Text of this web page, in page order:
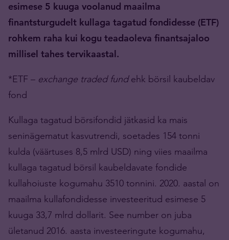
esimese 5 kuuga voolanud maailma
finantsturgudelt kullaga tagatud fondidesse (ETF)
rohkem raha kui kogu teadaoleva finantsajaloo
millisel tahes tervikaastal.
*ETF – exchange traded fundehk börsil kaubeldav
fond
Kullaga tagatud börsifondid jätkasid ka mais
seninägematut kasvutrendi, soetades 154 tonni
kulda (väärtuses 8,5 mlrd USD) ning viies maailma
kullaga tagatud börsil kaubeldavate fondide
kullahoiuste kogumahu 3510 tonnini. 2020. aastal on
maailma kullafondidesse investeeritud esimese 5
kuuga 33,7 mlrd dollarit. See number on juba
ületanud 2016. aasta investeeringute kogumahu,